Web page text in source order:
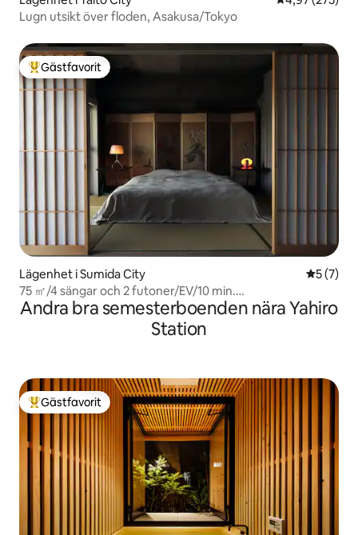
Lugn utsikt över floden, Asakusa/Tokyo
Populär gästfavorit
Gästfavorit
Lägenhet i Sumida City 5 av 5 i
5 (7)
75 ㎡/4 sängar och 2 futoner/EV/10 min.
Oshiage/Kitohana601
Andra bra semesterboenden nära Yahiro
Station
Populär gästfavorit
Gästfavorit